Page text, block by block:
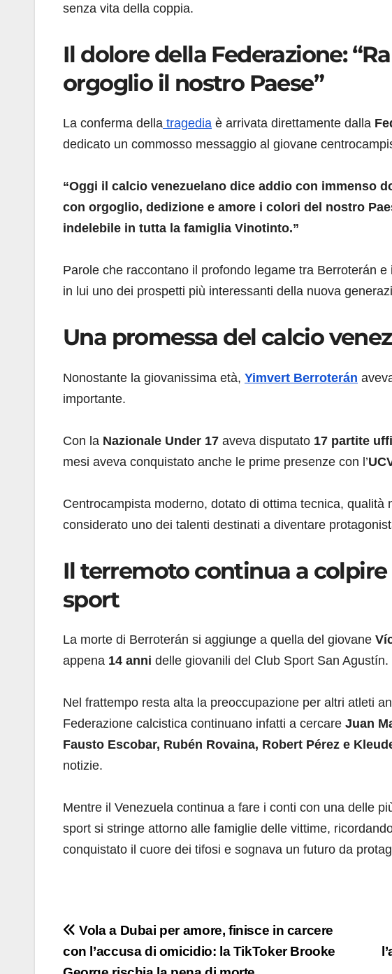
senza vita della coppia.
Il dolore della Federazione:
orgoglio il nostro Paese”
La conferma della tragedia è arrivata direttamente dalla
dedicato un commosso messaggio al giovane
“Oggi il calcio venezuelano dice addio con immenso
con orgoglio, dedizione e amore i colori del nostro
indelebile in tutta la famiglia Vinotinto.”
Parole che raccontano il profondo legame tra Berroterán
in lui uno dei prospetti più interessanti della nuova
Una promessa del calcio
Nonostante la giovanissima età, Yimvert Berroterán
importante.
Con la Nazionale Under 17 aveva disputato 17 partite
mesi aveva conquistato anche le prime presenze con l’
Centrocampista moderno, dotato di ottima tecnica, qualità
considerato uno dei talenti destinati a diventare
Il terremoto continua a
sport
La morte di Berroterán si aggiunge a quella del giovane
appena 14 anni delle giovanili del Club Sport San Agustín.
Nel frattempo resta alta la preoccupazione per altri atleti
Federazione calcistica continuano infatti a cercare Juan
Fausto Escobar, Rubén Rovaina, Robert Pérez e
notizie.
Mentre il Venezuela continua a fare i conti con una delle
sport si stringe attorno alle famiglie delle vittime,
conquistato il cuore dei tifosi e sognava un futuro da
Navigazione
articoli
Vola a Dubai per amore, finisce in carcere
con l’accusa di omicidio: la TikToker Brooke